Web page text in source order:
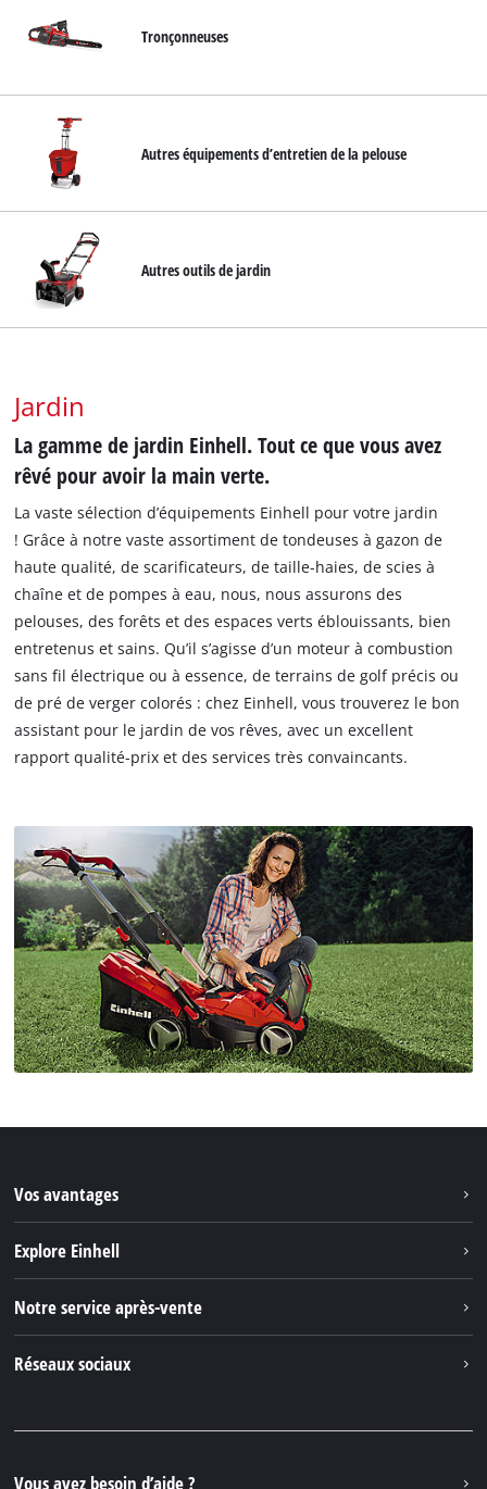
Tronçonneuses
Autres équipements d’entretien de la pelouse
Autres outils de jardin
Jardin
La gamme de jardin Einhell. Tout ce que vous avez
rêvé pour avoir la main verte.
La vaste sélection d’équipements Einhell pour votre jardin
! Grâce à notre vaste assortiment de tondeuses à gazon de
haute qualité, de scarificateurs, de taille-haies, de scies à
chaîne et de pompes à eau, nous, nous assurons des
pelouses, des forêts et des espaces verts éblouissants, bien
entretenus et sains. Qu’il s’agisse d’un moteur à combustion
sans fil électrique ou à essence, de terrains de golf précis ou
de pré de verger colorés : chez Einhell, vous trouverez le bon
assistant pour le jardin de vos rêves, avec un excellent
rapport qualité-prix et des services très convaincants.
Vos avantages
Explore Einhell
Einhell Germany AG
Notre service après-vente
Réseaux sociaux
Instagram
Vous avez besoin d’aide ?